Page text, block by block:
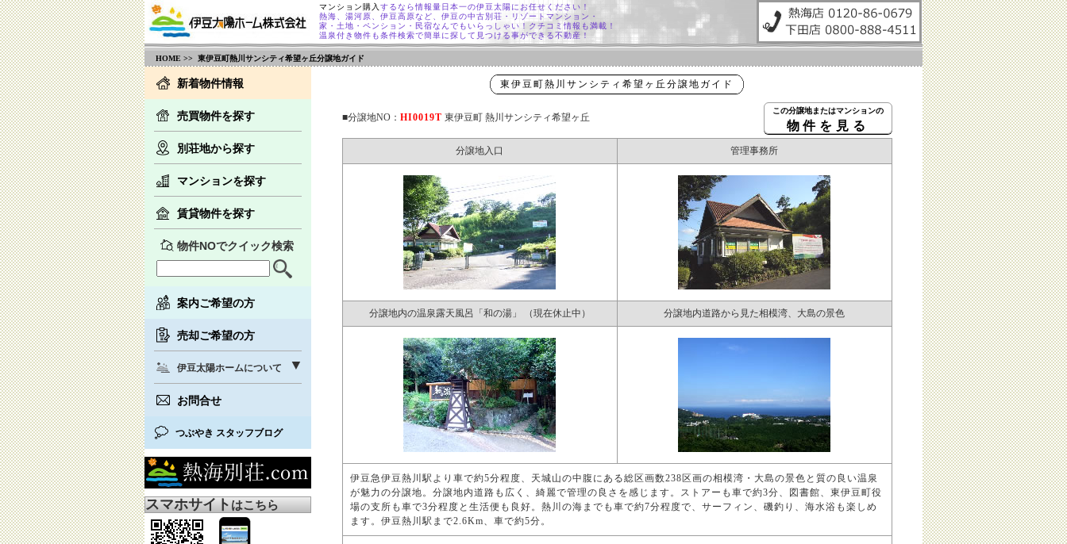
マンション購入 するなら情報量日本一の伊豆太陽にお任せください！
熱海、湯河原、伊豆高原など、伊豆の中古別荘・リゾートマンション・
家・土地・ペンション・民宿なんでもいらっしゃい！クチコミ情報も満載！
温泉付き物件も条件検索で簡単に探して見つける事ができる不動産！
HOME >> 東伊豆町熱川サンシティ希望ヶ丘分譲地ガイド
新着物件情報
売買物件を探す
別荘地から探す
マンションを探す
賃貸物件を探す
物件NOでクイック検索
案内ご希望の方
売却ご希望の方
伊豆太陽ホームについて
お問合せ
つぶやき スタッフブログ
スマホサイトはこちら
東伊豆町熱川サンシティ希望ヶ丘分譲地ガイド
■分譲地NO： HI0019T 東伊豆町 熱川サンシティ希望ヶ丘
この分譲地またはマンションの
物件を見る
分譲地入口 管理事務所
分譲地内の温泉露天風呂「和の湯」 （現在休止中） 分譲地内道路から見た相模湾、大島の景色
伊豆急伊豆熱川駅より車で約5分程度、天城山の中腹にある総区画数238区画の相模湾・大島の景色と質の良い温泉
が魅力の分譲地。分譲地内道路も広く、綺麗で管理の良さを感じます。ストアーも車で約3分、図書館、東伊豆町役
場の支所も車で3分程度と生活便も良好。熱川の海までも車で約7分程度で、サーフィン、磯釣り、海水浴も楽しめ
ます。伊豆熱川駅まで2.6Km、車で約5分。